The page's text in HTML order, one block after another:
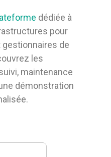
dédiée à
pour
de
les
maintenance
démonstration